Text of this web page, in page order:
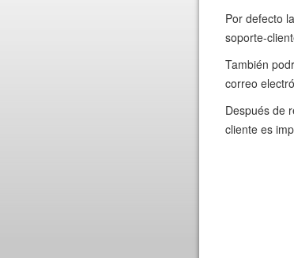
Por defecto
soporte-
También
correo
Después de
cliente es